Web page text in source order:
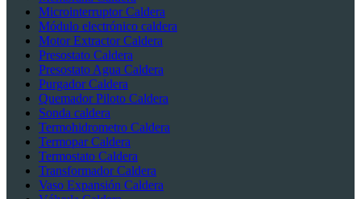
Microinterruptor Caldera
Módulo electrónico caldera
Motor Extractor Caldera
Presostato Caldera
Presostato Agua Caldera
Purgador Caldera
Quemador Piloto Caldera
Sonda caldera
Termohidrometro Caldera
Termopar Caldera
Termostato Caldera
Transformador Caldera
Vaso Expansión Caldera